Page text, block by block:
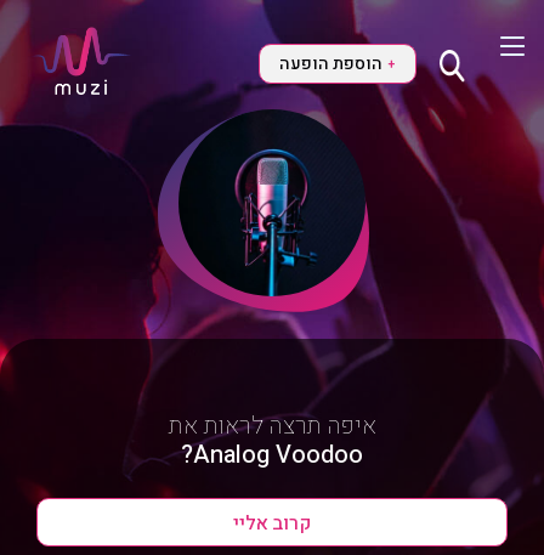
+ הוספת הופעה
איפה תרצה לראות את
Analog Voodoo?